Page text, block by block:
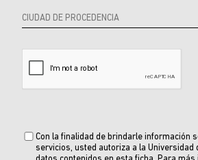
Con la finalidad de brindarle información
servicios, usted autoriza a la Universidad